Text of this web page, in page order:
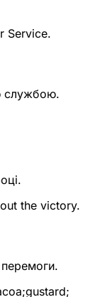
Service.
службою.
the victory.